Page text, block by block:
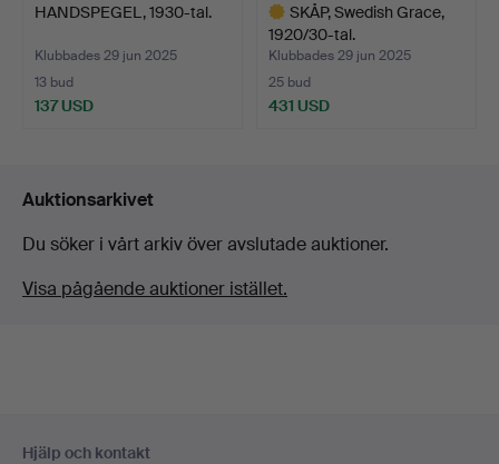
HANDSPEGEL, 1930-tal.
Klubbades 29 jun 2025
13 bud
137 USD
SKÅP, Swedish Grace,
1920/30-tal.
Klubbades 29 jun 2025
25 bud
431 USD
Auktionsarkivet
Du söker i vårt arkiv över avslutade auktioner.
Visa pågående auktioner istället.
Hjälp och kontakt